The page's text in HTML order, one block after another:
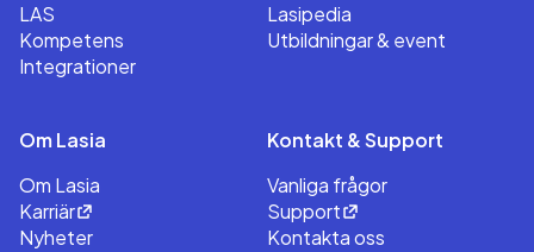
LAS
Kompetens
Integrationer
Lasipedia
Utbildningar & event
Om Lasia
Om Lasia
Karriär
Nyheter
Kontakt & Support
Vanliga frågor
Support
Kontakta oss